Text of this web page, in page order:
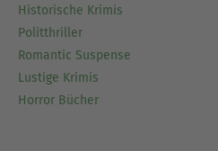
Historische Krimis
Politthriller
Romantic Suspense
Lustige Krimis
Horror Bücher